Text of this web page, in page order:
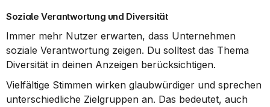
Soziale Verantwortung und Diversität
Immer mehr Nutzer erwarten, dass Unternehmen
soziale Verantwortung zeigen. Du solltest das Thema
Diversität in deinen Anzeigen berücksichtigen.
Vielfältige Stimmen wirken glaubwürdiger und sprechen
unterschiedliche Zielgruppen an. Das bedeutet, auch